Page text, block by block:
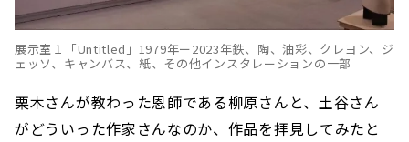
展示室１「Untitled」1979年ー2023年鉄、陶、油彩、クレヨン、ジ
ェッソ、キャンバス、紙、その他インスタレーションの一部
栗木さんが教わった恩師である柳原さんと、土谷さん
がどういった作家さんなのか、作品を拝見してみたと